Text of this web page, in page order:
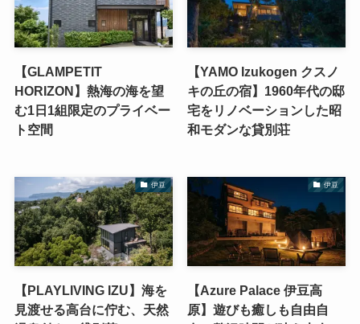
【GLAMPETIT
HORIZON】熱海の海を望
む1日1組限定のプライベー
ト空間
【YAMO Izukogen クスノ
キの丘の宿】1960年代の邸
宅をリノベーションした昭
和モダンな貸別荘
伊豆
【PLAYLIVING IZU】海を
見渡せる高台に佇む、天然
伊豆
【Azure Palace 伊豆高
原】遊びも癒しも自由自